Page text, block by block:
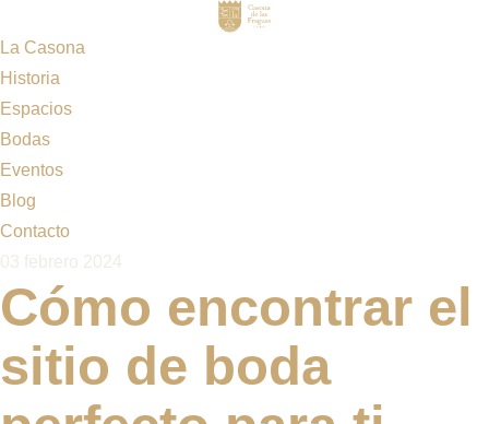
La Casona
Historia
Espacios
Bodas
Eventos
Blog
Contacto
03 febrero 2024
Cómo encontrar el
sitio de boda